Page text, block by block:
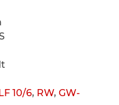
10/6, RW,GW-